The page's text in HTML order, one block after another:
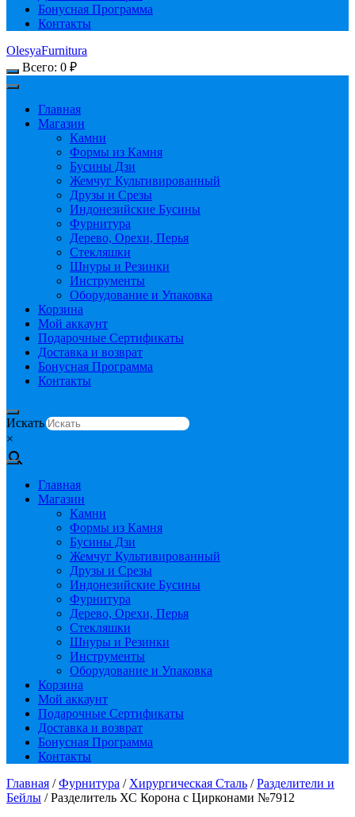
Бонусная Программа
Контакты
OlesyaFurnitura
Всего: 0 ₽
Главная
Магазин
Камни
Формы из Камня
Бусины Дзи
Жемчуг Культивированный
Друзы и Срезы
Индонезийские Бусины
Фурнитура
Дерево, Орехи, Перья
Стекляшки
Шнуры и Резинки
Инструменты
Оборудование и Упаковка
Корзина
Мой аккаунт
Подарочные Сертификаты
Доставка и возврат
Бонусная Программа
Контакты
Искать
×
Главная
Магазин
Камни
Формы из Камня
Бусины Дзи
Жемчуг Культивированный
Друзы и Срезы
Индонезийские Бусины
Фурнитура
Дерево, Орехи, Перья
Стекляшки
Шнуры и Резинки
Инструменты
Оборудование и Упаковка
Корзина
Мой аккаунт
Подарочные Сертификаты
Доставка и возврат
Бонусная Программа
Контакты
Главная /Фурнитура / Хирургическая Сталь /Разделители и
Бейлы / Разделитель ХС Корона с Цирконами №7912